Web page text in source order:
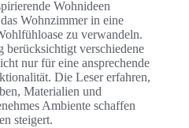
Wohnideen
Wohnzimmer in eine
zu verwandeln.
berücksichtigt verschiedene
nur für eine ansprechende
Die Leser erfahren,
Materialien und
Ambiente schaffen
steigert.